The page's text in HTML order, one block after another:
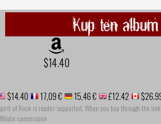
Kup ten album
$14.40
$14.40 17,09 € 15,46 € £12.42
of Rock is reader-supported. When you buy through the
commission